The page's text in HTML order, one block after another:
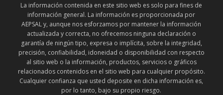
La información contenida en este sitio web es solo para fines de
información general. La información es proporcionada por
AEPSAL y, aunque nos esforzamos por mantener la información
actualizada y correcta, no ofrecemos ninguna declaración o
garantía de ningún tipo, expresa o implícita, sobre la integridad,
precisión, confiabilidad, idoneidad o disponibilidad con respecto
al sitio web o la información, productos, servicios o gráficos
relacionados contenidos en el sitio web para cualquier propósito.
Cualquier confianza que usted deposite en dicha información es,
por lo tanto, bajo su propio riesgo.